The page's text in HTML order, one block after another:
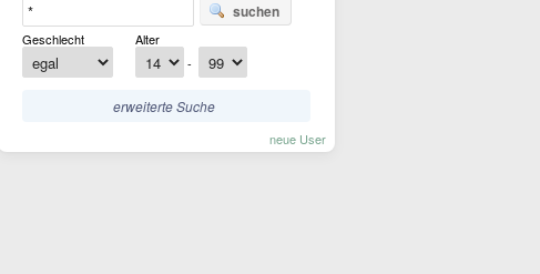
suchen
Geschlecht
Alter
-
erweiterte Suche
neue User